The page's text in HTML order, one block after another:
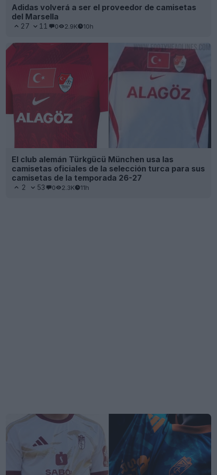
Adidas volverá a ser el proveedor de camisetas
del Marsella
27 11 0 2.9K 10h
El club alemán Türkgücü München usa las
camisetas oficiales de la selección turca para sus
camisetas de la temporada 26-27
2 53 0 2.3K 11h